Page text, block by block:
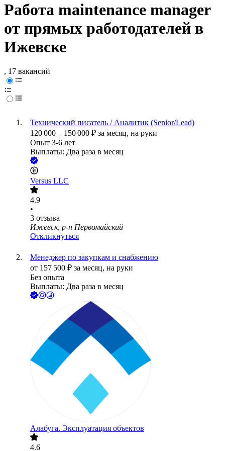
Работа maintenance manager
от прямых работодателей в
Ижевске
, 17 вакансий
Технический писатель / Аналитик (Senior/Lead)
120 000 – 150 000 ₽ за месяц, на руки
Опыт 3-6 лет
Выплаты: Два раза в месяц
Versus LLC
4.9
•
3 отзыва
Ижевск, р-н Первомайский
Откликнуться
Менеджер по закупкам и снабжению
от 157 500 ₽ за месяц, на руки
Без опыта
Выплаты: Два раза в месяц
Алабуга. Эксплуатация объектов
4.6